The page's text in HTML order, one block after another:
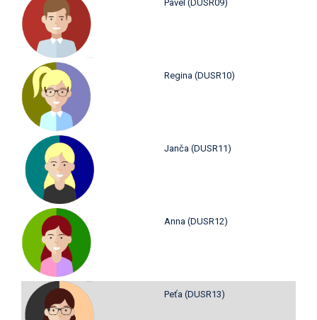
Pavel (DUSR09)
Regina (DUSR10)
Janča (DUSR11)
Anna (DUSR12)
Peťa (DUSR13)